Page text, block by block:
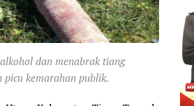
dan menabrak tiang
picu kemarahan publik.